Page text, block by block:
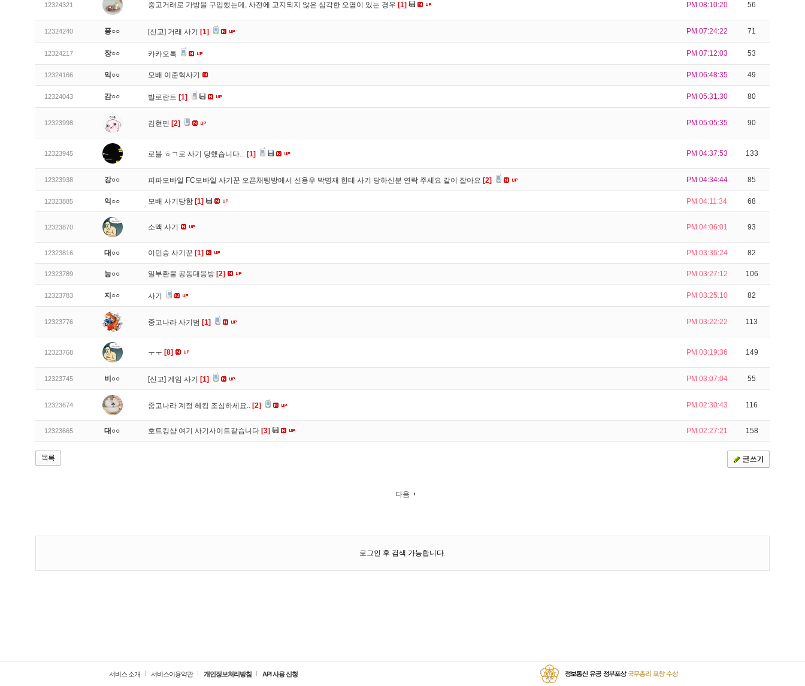
12324321 중고거래로 가방을 구입했는데, 사전에 고지되지 않은 심각한 오염이 있는 경우 [1] PM 08:10:20 56
12324240 풍○○ [신고] 거래 사기 [1] PM 07:24:22 71
12324217 장○○ 카카오톡 PM 07:12:03 53
12324166 익○○ 모배 이준혁사기 PM 06:48:35 49
12324043 감○○ 발로란트 [1] PM 05:31:30 80
12323998 김현민 [2] PM 05:05:35 90
12323945 로블 ㅎㄱ로 사기 당했습니다... [1] PM 04:37:53 133
12323938 강○○ 피파모바일 FC모바일 사기꾼 오픈채팅방에서 신용우 박명재 한테 사기 당하신분 연락 주세요 같이 잡아요 [2] PM 04:34:44 85
12323885 익○○ 모배 사기당함 [1] PM 04:11:34 68
12323870 소액 사기 PM 04:06:01 93
12323816 대○○ 이민승 사기꾼 [1] PM 03:36:24 82
12323789 능○○ 일부환불 공동대응방 [2] PM 03:27:12 106
12323783 지○○ 사기 PM 03:25:10 82
12323776 중고나라 사기범 [1] PM 03:22:22 113
12323768 ㅜㅜ [8] PM 03:19:36 149
12323745 비○○ [신고] 게임 사기 [1] PM 03:07:04 55
12323674 중고나라 계정 혜킹 조심하세요.. [2] PM 02:30:43 116
12323665 대○○ 호트킹샵 여기 사기사이트같습니다 [3] PM 02:27:21 158
다음
로그인 후 검색 가능합니다.
서비스 소개 서비스이용약관 개인정보처리방침 API 사용 신청